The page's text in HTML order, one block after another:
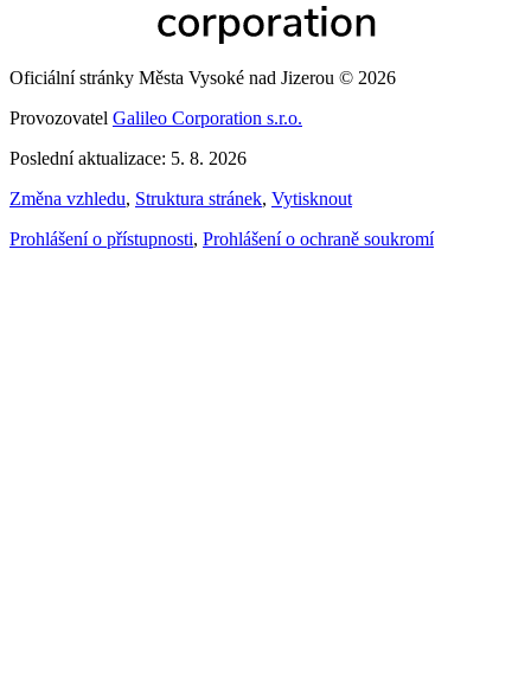
Oficiální stránky Města Vysoké nad Jizerou © 2026
Provozovatel Galileo Corporation s.r.o.
Poslední aktualizace: 5. 8. 2026
Změna vzhledu, Struktura stránek, Vytisknout
Prohlášení o přístupnosti, Prohlášení o ochraně soukromí